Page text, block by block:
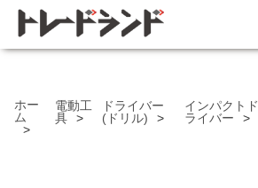
ホー
ム
電動工
具
ドライバー
(ドリル)
インパクトド
ライバー